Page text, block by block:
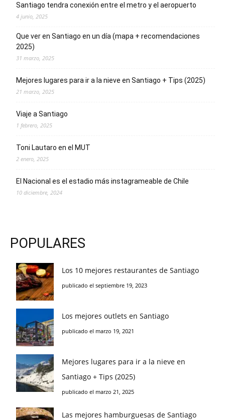
Santiago tendra conexión entre el metro y el aeropuerto
4 junio, 2025
Que ver en Santiago en un día (mapa + recomendaciones
2025)
31 marzo, 2025
Mejores lugares para ir a la nieve en Santiago + Tips (2025)
21 marzo, 2025
Viaje a Santiago
1 febrero, 2025
Toni Lautaro en el MUT
2 enero, 2025
El Nacional es el estadio más instagrameable de Chile
10 diciembre, 2024
POPULARES
Los 10 mejores restaurantes de Santiago
publicado el septiembre 19, 2023
Los mejores outlets en Santiago
publicado el marzo 19, 2021
Mejores lugares para ir a la nieve en
Santiago + Tips (2025)
publicado el marzo 21, 2025
Las mejores hamburguesas de Santiago